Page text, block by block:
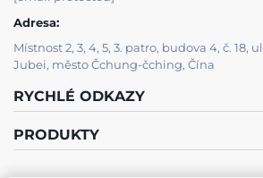
Adresa:
Místnost 2, 3, 4, 5, 3. patro, budova 4, č. 18,
Jubei, město Čchung-čching, Čína
RYCHLÉ ODKAZY
PRODUKTY